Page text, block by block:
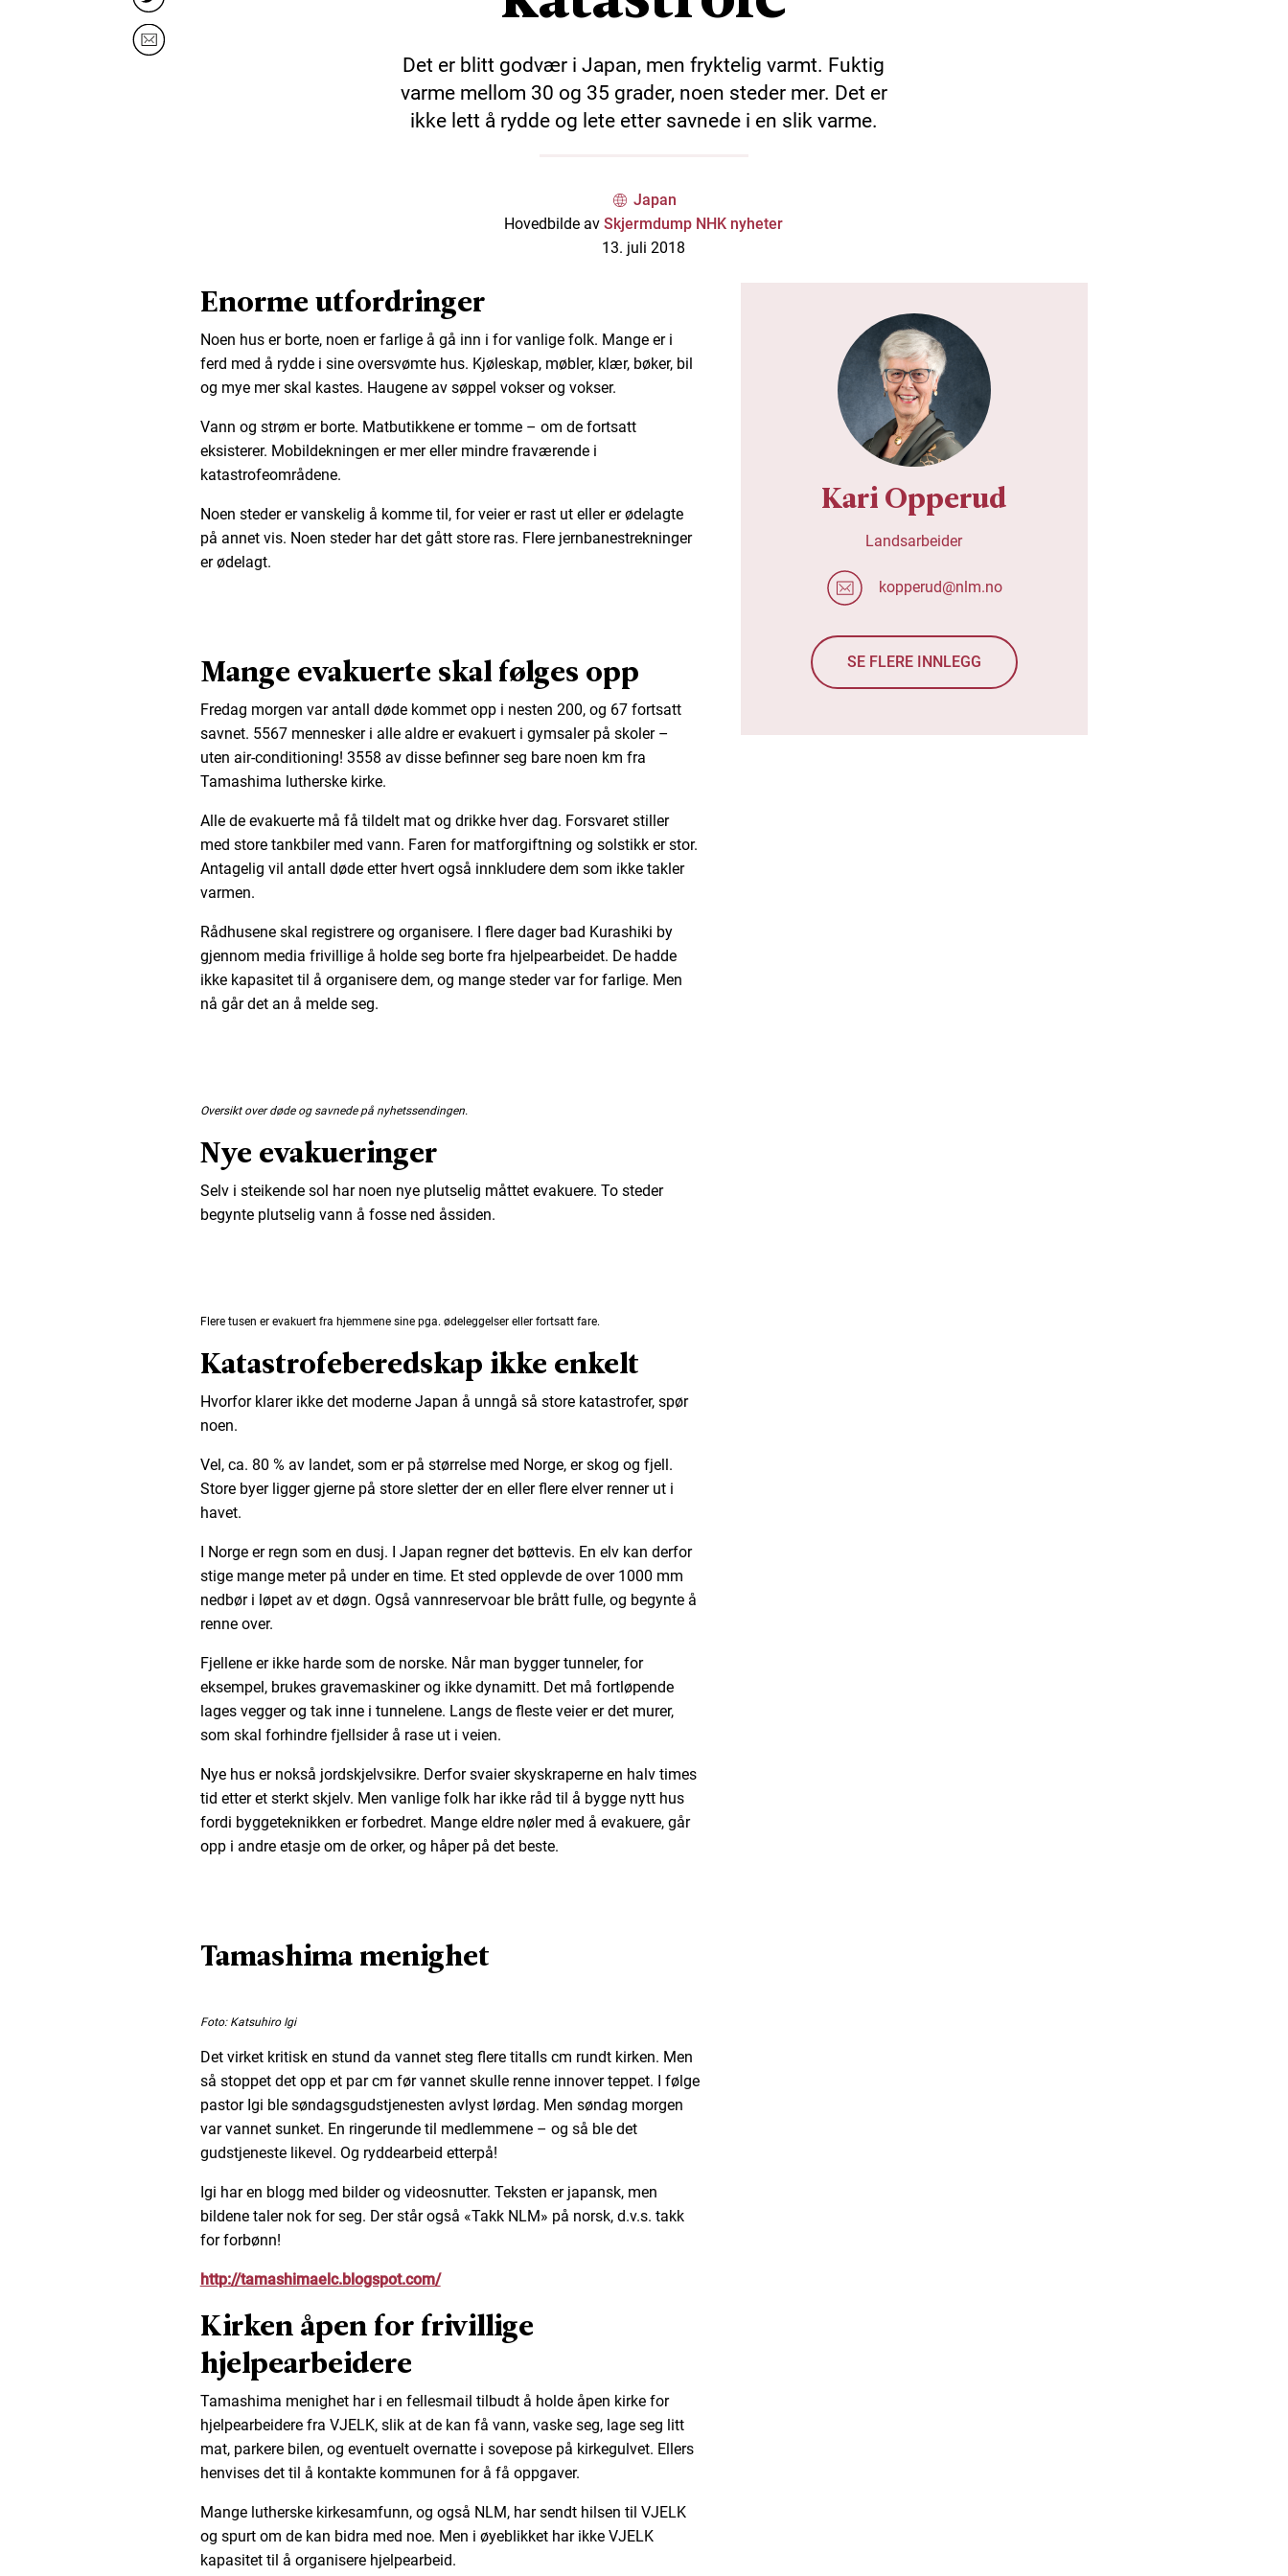
Det er blitt godvær i Japan, men fryktelig varmt. Fuktig
varme mellom 30 og 35 grader, noen steder mer. Det er
ikke lett å rydde og lete etter savnede i en slik varme.
Japan
Hovedbilde avSkjermdump NHK nyheter
13. juli 2018
Enorme utfordringer
Noen hus er borte, noen er farlige å gå inn i for vanlige folk. Mange er i
ferd med å rydde i sine oversvømte hus. Kjøleskap, møbler, klær, bøker, bil
og mye mer skal kastes. Haugene av søppel vokser og vokser.
Vann og strøm er borte. Matbutikkene er tomme – om de fortsatt
eksisterer. Mobildekningen er mer eller mindre fraværende i
katastrofeområdene.
Noen steder er vanskelig å komme til, for veier er rast ut eller er ødelagte
på annet vis. Noen steder har det gått store ras. Flere jernbanestrekninger
er ødelagt.
Mange evakuerte skal følges opp
Fredag morgen var antall døde kommet opp i nesten 200, og 67 fortsatt
savnet. 5567 mennesker i alle aldre er evakuert i gymsaler på skoler –
uten air-conditioning! 3558 av disse befinner seg bare noen km fra
Tamashima lutherske kirke.
Alle de evakuerte må få tildelt mat og drikke hver dag. Forsvaret stiller
med store tankbiler med vann. Faren for matforgiftning og solstikk er stor.
Antagelig vil antall døde etter hvert også innkludere dem som ikke takler
varmen.
Rådhusene skal registrere og organisere. I flere dager bad Kurashiki by
gjennom media frivillige å holde seg borte fra hjelpearbeidet. De hadde
ikke kapasitet til å organisere dem, og mange steder var for farlige. Men
nå går det an å melde seg.
Oversikt over døde og savnede på nyhetssendingen.
Nye evakueringer
Selv i steikende sol har noen nye plutselig måttet evakuere. To steder
begynte plutselig vann å fosse ned åssiden.
Flere tusen er evakuert fra hjemmene sine pga. ødeleggelser eller fortsatt fare.
Katastrofeberedskap ikke enkelt
Hvorfor klarer ikke det moderne Japan å unngå så store katastrofer, spør
noen.
Vel, ca. 80 % av landet, som er på størrelse med Norge, er skog og fjell.
Store byer ligger gjerne på store sletter der en eller flere elver renner ut i
havet.
I Norge er regn som en dusj. I Japan regner det bøttevis. En elv kan derfor
stige mange meter på under en time. Et sted opplevde de over 1000 mm
nedbør i løpet av et døgn. Også vannreservoar ble brått fulle, og begynte å
renne over.
Fjellene er ikke harde som de norske. Når man bygger tunneler, for
eksempel, brukes gravemaskiner og ikke dynamitt. Det må fortløpende
lages vegger og tak inne i tunnelene. Langs de fleste veier er det murer,
som skal forhindre fjellsider å rase ut i veien.
Nye hus er nokså jordskjelvsikre. Derfor svaier skyskraperne en halv times
tid etter et sterkt skjelv. Men vanlige folk har ikke råd til å bygge nytt hus
fordi byggeteknikken er forbedret. Mange eldre nøler med å evakuere, går
opp i andre etasje om de orker, og håper på det beste.
Tamashima menighet
Foto: Katsuhiro Igi
Det virket kritisk en stund da vannet steg flere titalls cm rundt kirken. Men
så stoppet det opp et par cm før vannet skulle renne innover teppet. I følge
pastor Igi ble søndagsgudstjenesten avlyst lørdag. Men søndag morgen
var vannet sunket. En ringerunde til medlemmene – og så ble det
gudstjeneste likevel. Og ryddearbeid etterpå!
Igi har en blogg med bilder og videosnutter. Teksten er japansk, men
bildene taler nok for seg. Der står også «Takk NLM» på norsk, d.v.s. takk
for forbønn!
http://tamashimaelc.blogspot.com/
Kirken åpen for frivillige
hjelpearbeidere
Tamashima menighet har i en fellesmail tilbudt å holde åpen kirke for
hjelpearbeidere fra VJELK, slik at de kan få vann, vaske seg, lage seg litt
mat, parkere bilen, og eventuelt overnatte i sovepose på kirkegulvet. Ellers
henvises det til å kontakte kommunen for å få oppgaver.
Mange lutherske kirkesamfunn, og også NLM, har sendt hilsen til VJELK
og spurt om de kan bidra med noe. Men i øyeblikket har ikke VJELK
kapasitet til å organisere hjelpearbeid.
Kari Opperud
Landsarbeider
kopperud@nlm.no
SE FLERE INNLEGG